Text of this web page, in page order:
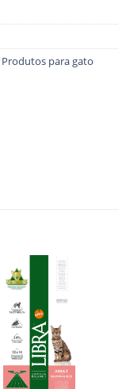
Produtos para gato